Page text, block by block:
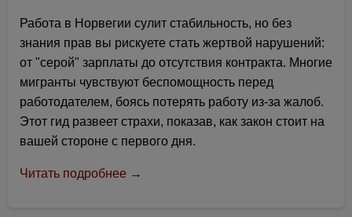
Работа в Норвегии сулит стабильность, но без
знания прав вы рискуете стать жертвой нарушений:
от "серой" зарплаты до отсутствия контракта. Многие
мигранты чувствуют беспомощность перед
работодателем, боясь потерять работу из-за жалоб.
Этот гид развеет страхи, показав, как закон стоит на
вашей стороне с первого дня.
Читать подробнее →